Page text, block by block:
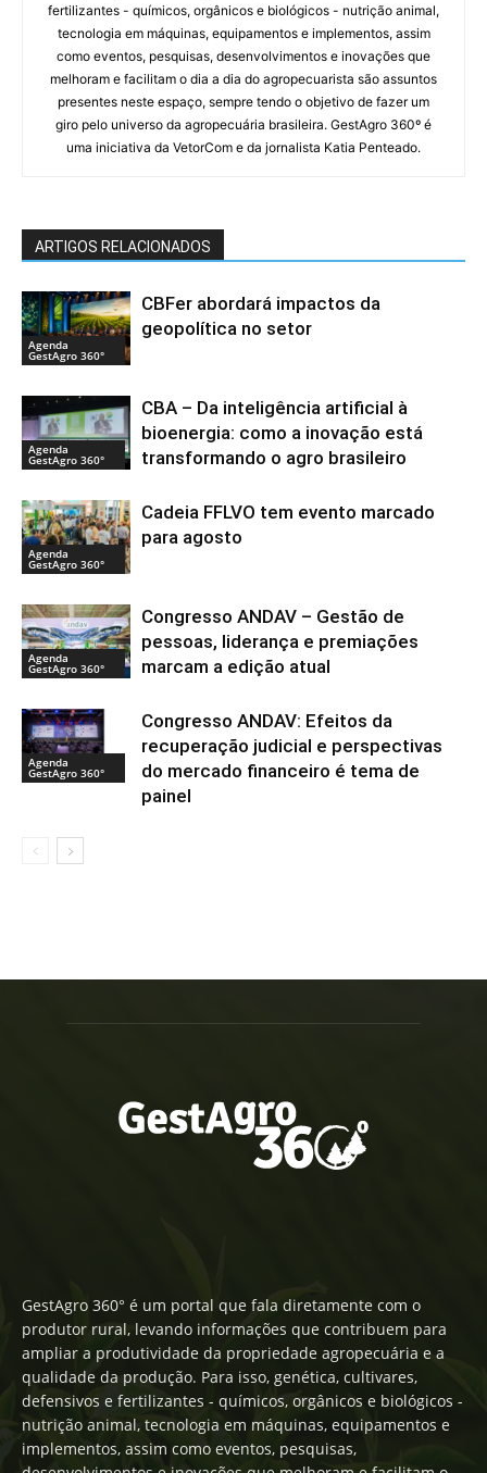
fertilizantes - químicos, orgânicos e biológicos - nutrição animal,
tecnologia em máquinas, equipamentos e implementos, assim
como eventos, pesquisas, desenvolvimentos e inovações que
melhoram e facilitam o dia a dia do agropecuarista são assuntos
presentes neste espaço, sempre tendo o objetivo de fazer um
giro pelo universo da agropecuária brasileira. GestAgro 360º é
uma iniciativa da VetorCom e da jornalista Katia Penteado.
ARTIGOS RELACIONADOS
Agenda
GestAgro 360°
CBFer abordará impactos da
geopolítica no setor
Agenda
GestAgro 360°
CBA – Da inteligência artificial à
bioenergia: como a inovação está
transformando o agro brasileiro
Agenda
GestAgro 360°
Cadeia FFLVO tem evento marcado
para agosto
Agenda
GestAgro 360°
Congresso ANDAV – Gestão de
pessoas, liderança e premiações
marcam a edição atual
Agenda
GestAgro 360°
Congresso ANDAV: Efeitos da
recuperação judicial e perspectivas
do mercado financeiro é tema de
painel
GestAgro 360° é um portal que fala diretamente com o
produtor rural, levando informações que contribuem para
ampliar a produtividade da propriedade agropecuária e a
qualidade da produção. Para isso, genética, cultivares,
defensivos e fertilizantes - químicos, orgânicos e biológicos -
nutrição animal, tecnologia em máquinas, equipamentos e
implementos, assim como eventos, pesquisas,